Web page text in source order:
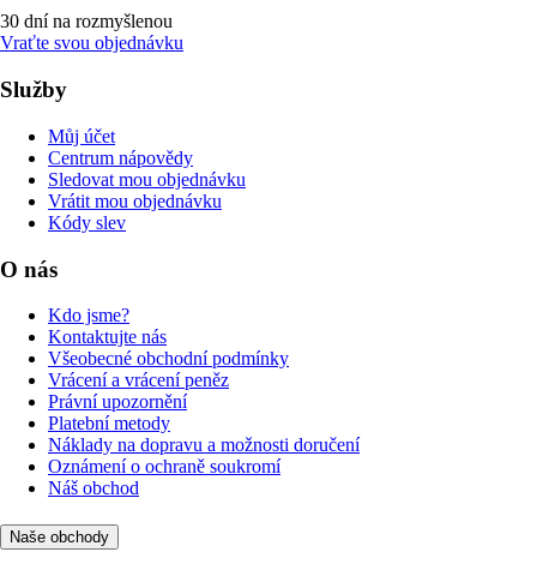
30 dní na rozmyšlenou
Vraťte svou objednávku
Služby
Můj účet
Centrum nápovědy
Sledovat mou objednávku
Vrátit mou objednávku
Kódy slev
O nás
Kdo jsme?
Kontaktujte nás
Všeobecné obchodní podmínky
Vrácení a vrácení peněz
Právní upozornění
Platební metody
Náklady na dopravu a možnosti doručení
Oznámení o ochraně soukromí
Náš obchod
Naše obchody